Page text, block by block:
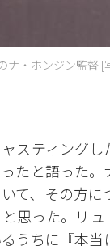
ナ・ホンジン監督 [
スティング
たと語った
て、その方
思った。リ
うちに『本